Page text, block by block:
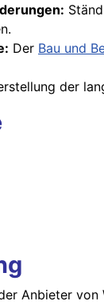
Der Bau und
der
Anbieter